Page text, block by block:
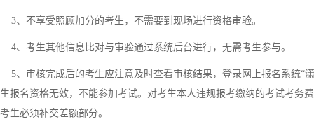
3、不享受照顾加分的考生，不需要到现场进行资格审验。
4、考生其他信息比对与审验通过系统后台进行，无需考生参与。
5、审核完成后的考生应注意及时查看审核结果，登录网上报名系统“
生报名资格无效，不能参加考试。对考生本人违规报考缴纳的考试考务
考生必须补交差额部分。